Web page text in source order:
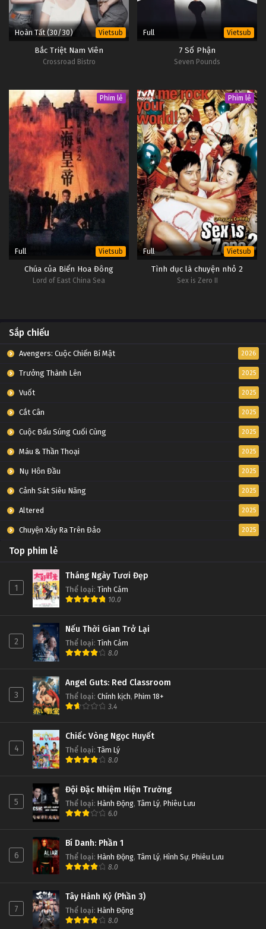
Hoàn Tất (30/30) Vietsub
Bắc Triệt Nam Viên
Crossroad Bistro
Full Vietsub
7 Số Phận
Seven Pounds
Phim lẻ
Full Vietsub
Chúa của Biển Hoa Đông
Lord of East China Sea
Phim lẻ
Full Vietsub
Tình dục là chuyện nhỏ 2
Sex is Zero II
Sắp chiếu
Avengers: Cuộc Chiến Bí Mật 2026
Trưởng Thành Lên 2025
Vuốt 2025
Cắt Cân 2025
Cuộc Đấu Súng Cuối Cùng 2025
Máu & Thần Thoại 2025
Nụ Hôn Đầu 2025
Cảnh Sát Siêu Năng 2025
Altered 2025
Chuyện Xảy Ra Trên Đảo 2025
Top phim lẻ
1
Tháng Ngày Tươi Đẹp
Thể loại: Tình Cảm
10.0
2
Nếu Thời Gian Trở Lại
Thể loại: Tình Cảm
8.0
3
Angel Guts: Red Classroom
Thể loại: Chính kịch, Phim 18+
3.4
4
Chiếc Vòng Ngọc Huyết
Thể loại: Tâm Lý
8.0
5
Đội Đặc Nhiệm Hiện Trường
Thể loại: Hành Động, Tâm Lý, Phiêu Lưu
6.0
6
Bí Danh: Phần 1
Thể loại: Hành Động, Tâm Lý, Hình Sự, Phiêu Lưu
8.0
7
Tây Hành Kỷ (Phần 3)
Thể loại: Hành Động
8.0